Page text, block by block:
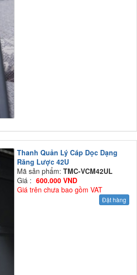
Thanh Quản Lý Cáp Dọc Dạng
Răng Lược 42U
Mã sản phẩm: TMC-VCM42UL
Giá : 600.000 VND
Giá trên chưa bao gồm VAT
Đặt hàng